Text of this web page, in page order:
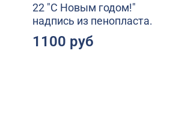
22 "С Новым годом!"
надпись из пенопласта.
1100 руб